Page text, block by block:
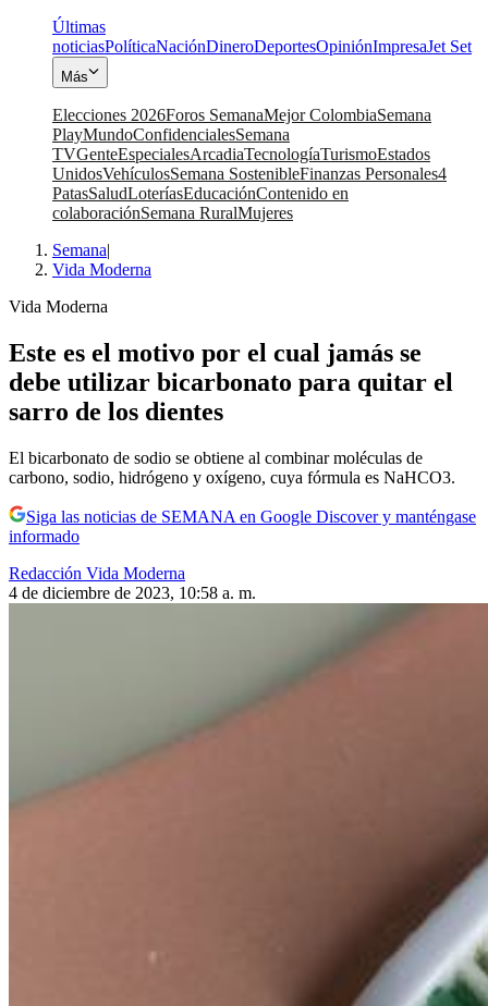
Últimas
noticiasPolíticaNaciónDineroDeportesOpiniónImpresaJet Set
Más
Elecciones 2026Foros SemanaMejor ColombiaSemana
PlayMundoConfidencialesSemana
TVGenteEspecialesArcadiaTecnologíaTurismoEstados
UnidosVehículosSemana SostenibleFinanzas Personales4
PatasSaludLoteríasEducaciónContenido en
colaboraciónSemana RuralMujeres
Semana|
Vida Moderna
Vida Moderna
Este es el motivo por el cual jamás se
debe utilizar bicarbonato para quitar el
sarro de los dientes
El bicarbonato de sodio se obtiene al combinar moléculas de
carbono, sodio, hidrógeno y oxígeno, cuya fórmula es NaHCO3.
Siga las noticias de SEMANA en Google Discover y manténgase
informado
Redacción Vida Moderna
4 de diciembre de 2023, 10:58 a. m.